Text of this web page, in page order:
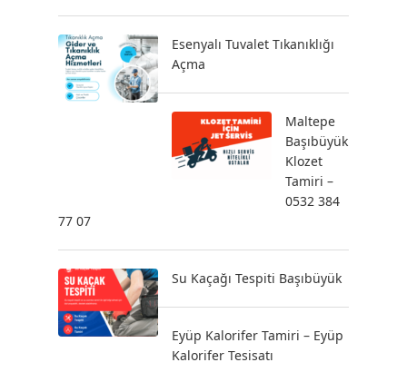
Esenyalı Tuvalet Tıkanıklığı
Açma
Maltepe
Başıbüyük
Klozet
Tamiri –
0532 384
77 07
Su Kaçağı Tespiti Başıbüyük
Eyüp Kalorifer Tamiri – Eyüp
Kalorifer Tesisatı